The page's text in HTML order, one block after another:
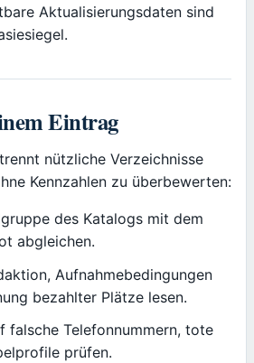
Aktualisierungsdaten sind
Eintrag
nützliche Verzeichnisse
Kennzahlen zu überbewerten:
des Katalogs mit dem
abgleichen.
Aufnahmebedingungen
bezahlter Plätze lesen.
falsche Telefonnummern, tote
prüfen.